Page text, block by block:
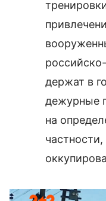
держат в
дежурные
на